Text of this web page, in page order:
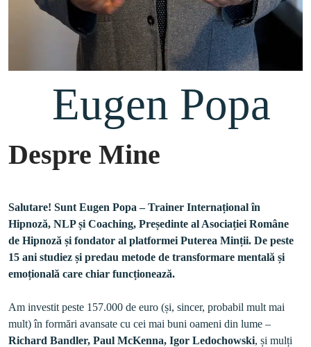
Eugen Popa
Despre Mine
Salutare! Sunt Eugen Popa – Trainer Internațional în
Hipnoză, NLP și Coaching, Președinte al Asociației Române
de Hipnoză și fondator al platformei Puterea Minții. De peste
15 ani studiez și predau metode de transformare mentală și
emoțională care chiar funcționează.
Am investit peste 157.000 de euro (și, sincer, probabil mult mai
mult) în formări avansate cu cei mai buni oameni din lume –
Richard Bandler, Paul McKenna, Igor Ledochowski, și mulți